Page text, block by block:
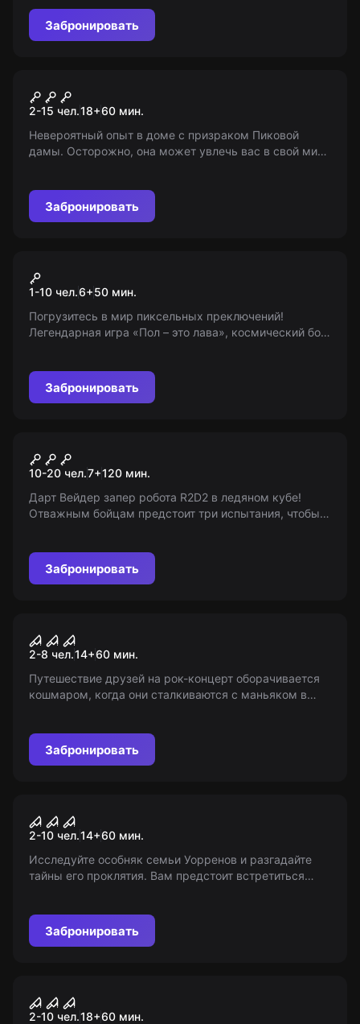
Забронировать
Пиковая дама
2-15 чел.18+60 мин.
Невероятный опыт в доме с призраком Пиковой
дамы. Осторожно, она может увлечь вас в свой мир!
Забронировать
Pixel Battle
1-10 чел.6+50 мин.
Погрузитесь в мир пиксельных преключений!
Легендарная игра «Пол – это лава», космический бой,
Забронировать
Спасение R2D2
10-20 чел.7+120 мин.
Дарт Вейдер запер робота R2D2 в ледяном кубе!
Отважным бойцам предстоит три испытания, чтобы
Забронировать
Техасская резня бензопилой
2-8 чел.14+60 мин.
Путешествие друзей на рок-концерт оборачивается
кошмаром, когда они сталкиваются с маньяком в
Забронировать
Заклятие
2-10 чел.14+60 мин.
Исследуйте особняк семьи Уорренов и разгадайте
тайны его проклятия. Вам предстоит встретиться
Удастся ли выжить в доме, который не хочет вас
отпускать?
Забронировать
Астрал: субстанция
2-10 чел.18+60 мин.